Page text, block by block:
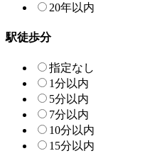
20年以内
駅徒歩分
指定なし
1分以内
5分以内
7分以内
10分以内
15分以内